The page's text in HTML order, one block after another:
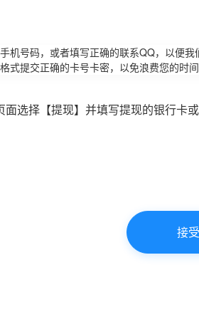
机号码，或者填写正确的联系QQ，以便我
式提交正确的卡号卡密，以免浪费您的时
面选择【提现】并填写提现的银行卡
接